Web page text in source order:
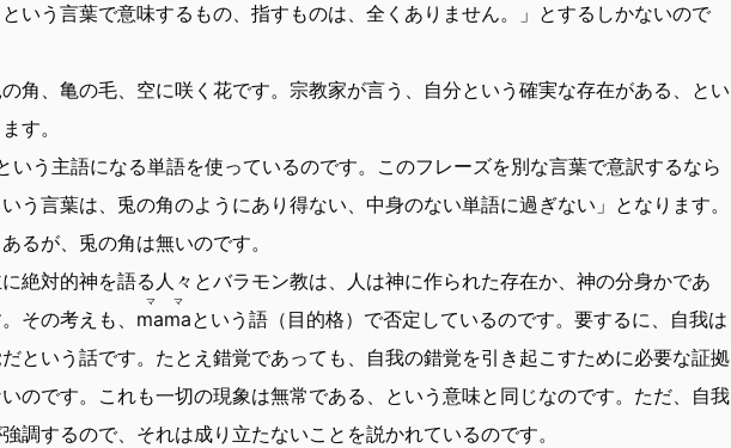
いう言葉で意味するもの、指すものは、全くありません。」とするしかないので
角、亀の毛、空に咲く花です。宗教家が言う、自分という確実な存在がある、とい
す。
いう主語になる単語を使っているのです。このフレーズを別な言葉で意訳するなら
う言葉は、兎の角のようにあり得ない、中身のない単語に過ぎない」となります。
るが、兎の角は無いのです。
絶対的神を語る人々とバラモン教は、人は神に作られた存在か、神の分身かであ
その考えも、 mama
ママ
という語（目的格）で否定しているのです。要するに、自我は
という話です。たとえ錯覚であっても、自我の錯覚を引き起こすために必要な証拠
のです。これも一切の現象は無常である、という意味と同じなのです。ただ、自我
調するので、それは成り立たないことを説かれているのです。